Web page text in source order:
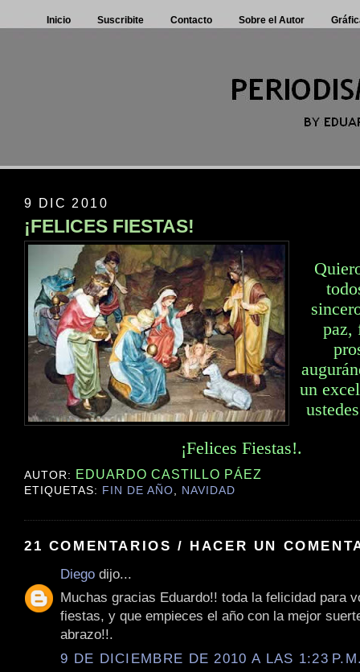
Inicio Suscribite Contacto Sobre el Autor
9 DIC 2010
¡FELICES FIESTAS!
paz,
un
¡Felices Fiestas!.
AUTOR: EDUARDO CASTILLO PÁEZ
ETIQUETAS: FIN DE AÑO, NAVIDAD
21 COMENTARIOS / HACER UN
Diego dijo...
Muchas gracias Eduardo!! toda la felicidad para
fiestas, y que empieces el año con la mejor
abrazo!!.
9 DE DICIEMBRE DE 2010 A LAS 1:23